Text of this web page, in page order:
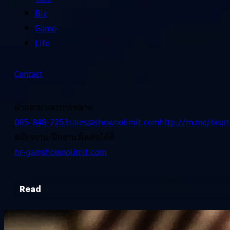
Biz
Game
Life
Contact
ฝ่ายขาย และการตลาด
085-848-2253sales@shownolimit.comhttp://m.me/
สมัครงาน/ฝึกงาน ติดต่อได้ที่
hr-ga@shownolimit.com
Read